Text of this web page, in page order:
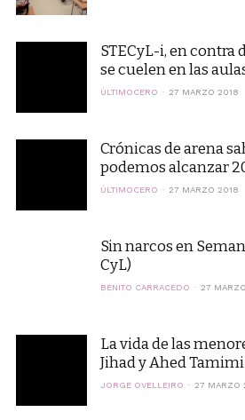
STECyL-i, en contra
se cuelen en las
ÚLTIMOCERO 27 MARZO 2018
Crónicas de arena
podemos alcanzar
ÚLTIMOCERO 27 MARZO 2018
Sin narcos en
CyL)
BENITO CARRACEDO 27
La vida de las
Jihad y Ahed
JORGE OVELLEIRO 27 MARZO